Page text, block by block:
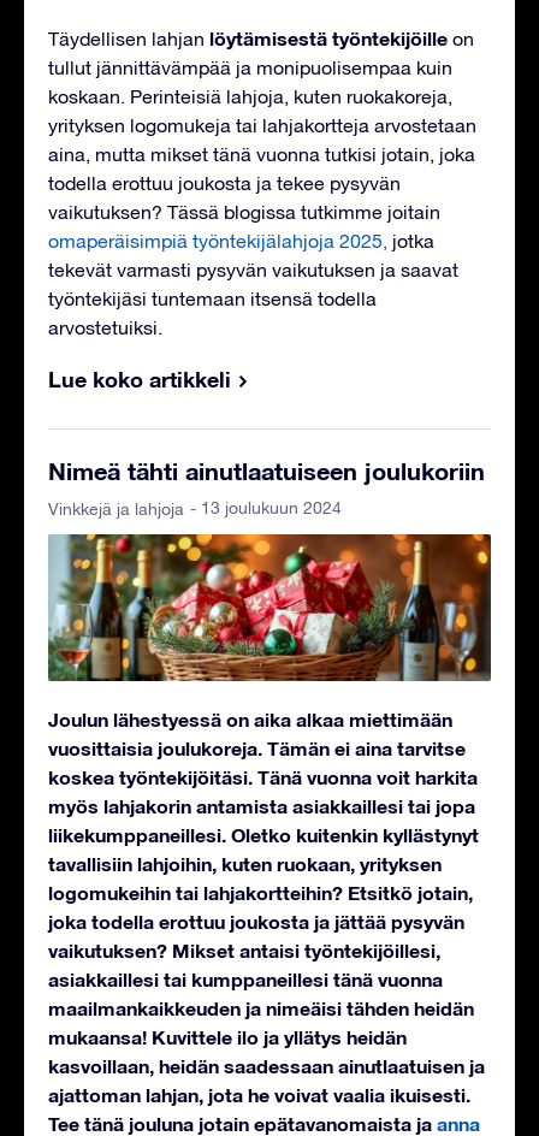
Täydellisen lahjan löytämisestä työntekijöille on
tullut jännittävämpää ja monipuolisempaa kuin
koskaan. Perinteisiä lahjoja, kuten ruokakoreja,
yrityksen logomukeja tai lahjakortteja arvostetaan
aina, mutta mikset tänä vuonna tutkisi jotain, joka
todella erottuu joukosta ja tekee pysyvän
vaikutuksen? Tässä blogissa tutkimme joitain
omaperäisimpiä työntekijälahjoja 2025, jotka
tekevät varmasti pysyvän vaikutuksen ja saavat
työntekijäsi tuntemaan itsensä todella
arvostetuiksi.
Lue koko artikkeli
Nimeä tähti ainutlaatuiseen joulukoriin
Vinkkejä ja lahjoja - 13 joulukuun 2024
Joulun lähestyessä on aika alkaa miettimään
vuosittaisia joulukoreja. Tämän ei aina tarvitse
koskea työntekijöitäsi. Tänä vuonna voit harkita
myös lahjakorin antamista asiakkaillesi tai jopa
liikekumppaneillesi. Oletko kuitenkin kyllästynyt
tavallisiin lahjoihin, kuten ruokaan, yrityksen
logomukeihin tai lahjakortteihin? Etsitkö jotain,
joka todella erottuu joukosta ja jättää pysyvän
vaikutuksen? Mikset antaisi työntekijöillesi,
asiakkaillesi tai kumppaneillesi tänä vuonna
maailmankaikkeuden ja nimeäisi tähden heidän
mukaansa! Kuvittele ilo ja yllätys heidän
kasvoillaan, heidän saadessaan ainutlaatuisen ja
ajattoman lahjan, jota he voivat vaalia ikuisesti.
Tee tänä jouluna jotain epätavanomaista ja anna